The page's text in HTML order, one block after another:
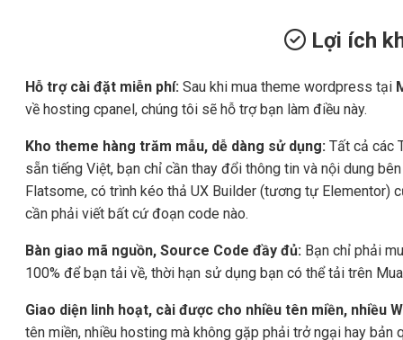
Lợi ích
Hỗ trợ cài đặt miễn phí: Sau khi mua theme wordpress tại
về hosting cpanel, chúng tôi sẽ hỗ trợ bạn làm điều này.
Kho theme hàng trăm mẫu, dễ dàng sử dụng: Tất cả các
sẵn tiếng Việt, bạn chỉ cần thay đổi thông tin và nội dung
Flatsome, có trình kéo thả UX Builder (tương tự Elementor)
cần phải viết bất cứ đoạn code nào.
Bàn giao mã nguồn, Source Code đầy đủ: Bạn chỉ phải
100% để bạn tải về, thời hạn sử dụng bạn có thể tải trên
Giao diện linh hoạt, cài được cho nhiều tên miền, nhiều
tên miền, nhiều hosting mà không gặp phải trở ngại hay bản